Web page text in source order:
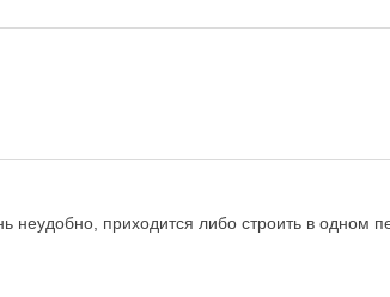
приходится либо строить в одном